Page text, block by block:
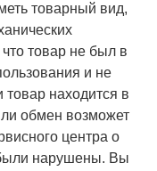
товарный вид,
товар не был в
и не
находится в
обмен возможет
центра о
нарушены. Вы